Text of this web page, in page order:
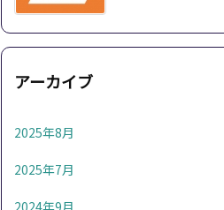
アーカイブ
2025年8月
2025年7月